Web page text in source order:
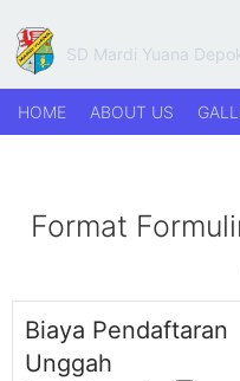
SD Mardi Yuana
HOME ABOUT US
Format
Biaya Pendaftaran
Unggah